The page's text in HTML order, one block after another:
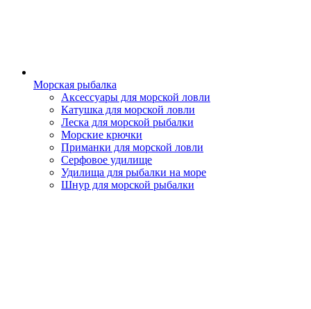
Морская рыбалка
Аксессуары для морской ловли
Катушка для морской ловли
Леска для морской рыбалки
Морские крючки
Приманки для морской ловли
Серфовое удилище
Удилища для рыбалки на море
Шнур для морской рыбалки